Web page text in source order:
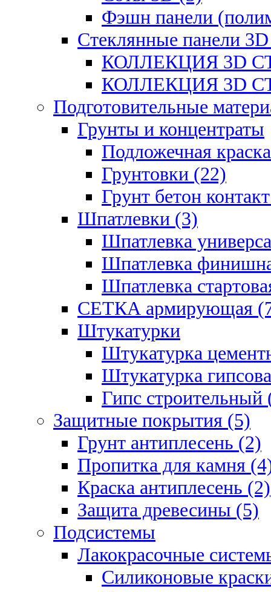
Фэшн панели
Стеклянные панели 3D
КОЛЛЕКЦИЯ 3D
КОЛЛЕКЦИЯ 3D
Подготовительные
Грунты и концентраты
Подложечная
Грунтовки (22)
Грунт бетон
Шпатлевки (3)
Шпатлевка
Шпатлевка
Шпатлевка
СЕТКА армирующая
Штукатурки
Штукатурка
Штукатурка
Гипс строительный
Защитные покрытия (5)
Грунт антиплесень (2)
Пропитка для камня
Краска антиплесень (2)
Защита древесины (5)
Подсистемы
Лакокрасочные
Силиконовые